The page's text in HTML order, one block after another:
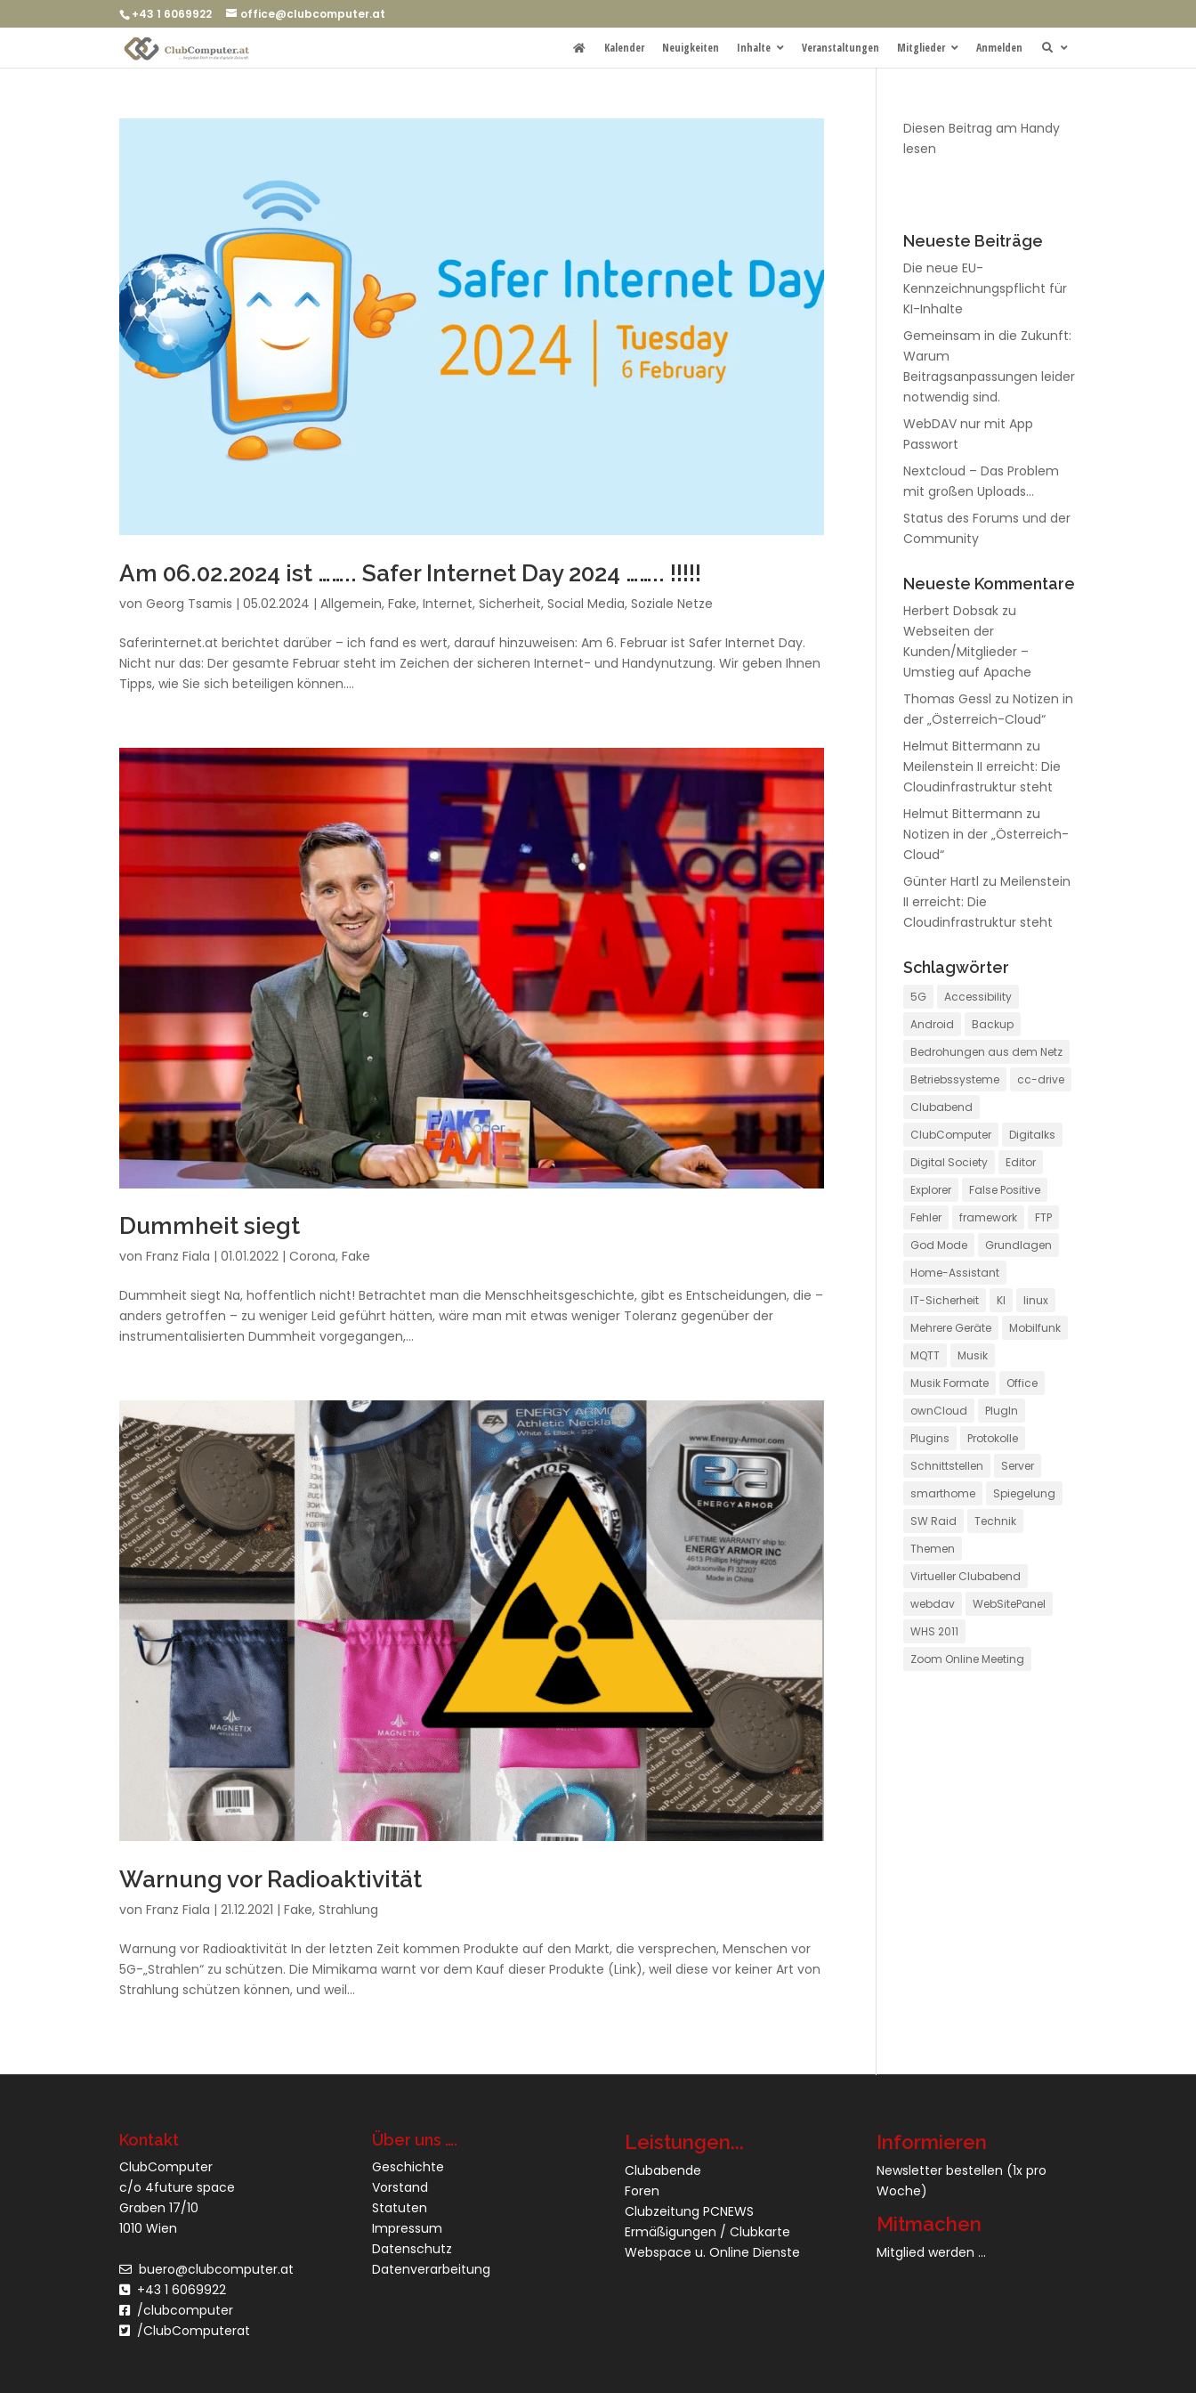
+43 1 6069922 office@clubcomputer.at
Kalender Neuigkeiten Inhalte Veranstaltungen Mitglieder Anmelden
Am 06.02.2024 ist …….. Safer Internet Day 2024 …….. !!!!!
vonGeorg Tsamis |05.02.2024 |Allgemein,Fake,Internet,Sicherheit,Social Media,Soziale Netze
Saferinternet.at berichtet darüber – ich fand es wert, darauf hinzuweisen: Am 6. Februar ist Safer Internet Day.
Nicht nur das: Der gesamte Februar steht im Zeichen der sicheren Internet- und Handynutzung. Wir geben Ihnen
Tipps, wie Sie sich beteiligen können....
Dummheit siegt
vonFranz Fiala |01.01.2022 |Corona,Fake
Dummheit siegt Na, hoffentlich nicht! Betrachtet man die Menschheitsgeschichte, gibt es Entscheidungen, die –
anders getroffen – zu weniger Leid geführt hätten, wäre man mit etwas weniger Toleranz gegenüber der
instrumentalisierten Dummheit vorgegangen,...
Warnung vor Radioaktivität
vonFranz Fiala |21.12.2021 |Fake,Strahlung
Warnung vor Radioaktivität In der letzten Zeit kommen Produkte auf den Markt, die versprechen, Menschen vor
5G-„Strahlen“ zu schützen. Die Mimikama warnt vor dem Kauf dieser Produkte (Link), weil diese vor keiner Art von
Strahlung schützen können, und weil...
Diesen Beitrag am Handy
lesen
Neueste Beiträge
Die neue EU-
Kennzeichnungspflicht für
KI-Inhalte
Gemeinsam in die Zukunft:
Warum
Beitragsanpassungen leider
notwendig sind.
WebDAV nur mit App
Passwort
Nextcloud – Das Problem
mit großen Uploads…
Status des Forums und der
Community
Neueste Kommentare
Herbert Dobsak zu
Webseiten der
Kunden/Mitglieder –
Umstieg auf Apache
Thomas Gessl zuNotizen in
der „Österreich-Cloud“
Helmut Bittermann zu
Meilenstein II erreicht: Die
Cloudinfrastruktur steht
Helmut Bittermann zu
Notizen in der „Österreich-
Cloud“
Günter Hartl zuMeilenstein
II erreicht: Die
Cloudinfrastruktur steht
Schlagwörter
5G
Accessibility
Android
Backup
Bedrohungen aus dem Netz
Betriebssysteme
cc-drive
Clubabend
ClubComputer
Digitalks
Digital Society
Editor
Explorer
False Positive
Fehler
framework
FTP
God Mode
Grundlagen
Home-Assistant
IT-Sicherheit
KI
linux
Mehrere Geräte
Mobilfunk
MQTT
Musik
Musik Formate
Office
ownCloud
PlugIn
Plugins
Protokolle
Schnittstellen
Server
smarthome
Spiegelung
SW Raid
Technik
Themen
Virtueller Clubabend
webdav
WebSitePanel
WHS 2011
Zoom Online Meeting
Kontakt
ClubComputer
c/o 4future space
Graben 17/10
1010 Wien
buero@clubcomputer.at
+43 1 6069922
/clubcomputer
/ClubComputerat
Über uns ….
Geschichte
Vorstand
Statuten
Impressum
Datenschutz
Datenverarbeitung
Leistungen...
Clubabende
Foren
Clubzeitung PCNEWS
Ermäßigungen / Clubkarte
Webspace u. Online Dienste
Informieren
Newsletter bestellen (1x pro
Woche)
Mitmachen
Mitglied werden ...